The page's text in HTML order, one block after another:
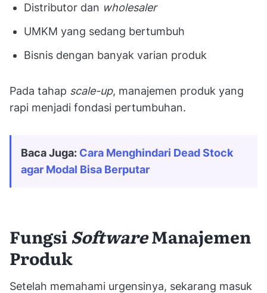
Distributor dan wholesaler
UMKM yang sedang bertumbuh
Bisnis dengan banyak varian produk
Pada tahap scale-up, manajemen produk yang
rapi menjadi fondasi pertumbuhan.
Baca Juga: Cara Menghindari Dead Stock
agar Modal Bisa Berputar
FungsiSoftwareManajemen
Produk
Setelah memahami urgensinya, sekarang masuk